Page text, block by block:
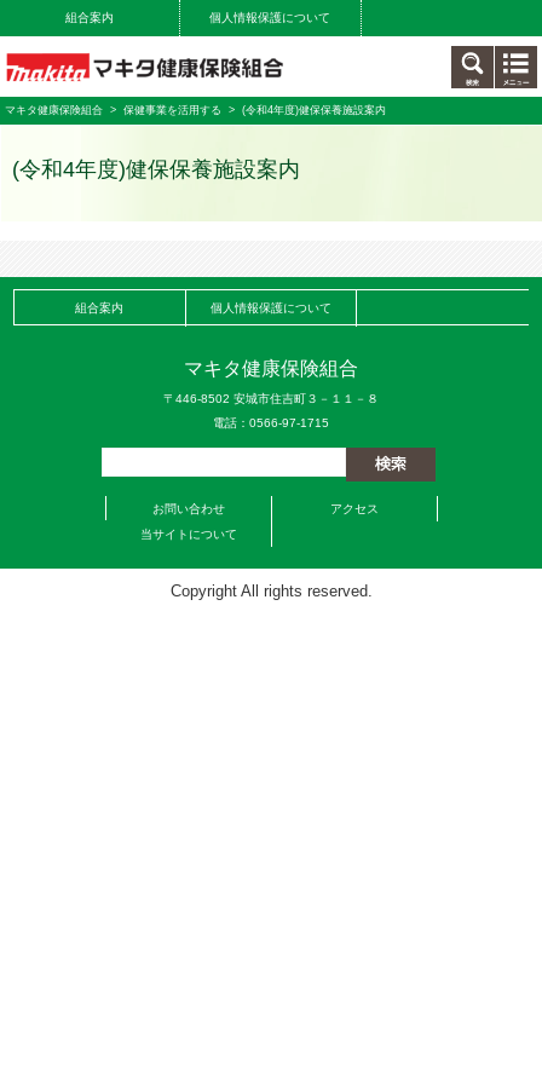
組合案内 個人情報保護について
マキタ健康保険組合 > 保健事業を活用する > (令和4年度)健保保養施設案内
(令和4年度)健保保養施設案内
組合案内 個人情報保護について
マキタ健康保険組合
〒446-8502 安城市住吉町３－１１－８
電話：0566-97-1715
お問い合わせ
アクセス
当サイトについて
Copyright All rights reserved.